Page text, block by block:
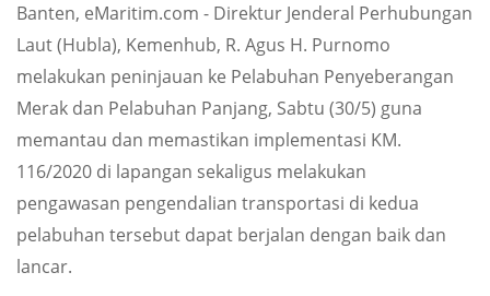
Banten, eMaritim.com - Direktur Jenderal Perhubungan
Laut (Hubla), Kemenhub, R. Agus H. Purnomo
melakukan peninjauan ke Pelabuhan Penyeberangan
Merak dan Pelabuhan Panjang, Sabtu (30/5) guna
memantau dan memastikan implementasi KM.
116/2020 di lapangan sekaligus melakukan
pengawasan pengendalian transportasi di kedua
pelabuhan tersebut dapat berjalan dengan baik dan
lancar.